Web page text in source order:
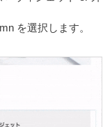
を選択します。